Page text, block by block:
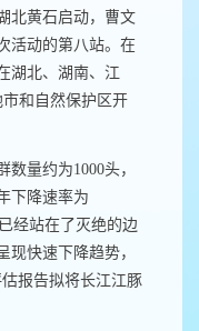
北黄石启动，曹文
活动的第八站。在
湖北、湖南、江
市和自然保护区开
数量约为1000头，
下降速率为
经站在了灭绝的边
现快速下降趋势，
报告拟将长江江豚